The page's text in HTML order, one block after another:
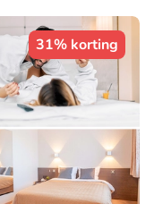
31% korting